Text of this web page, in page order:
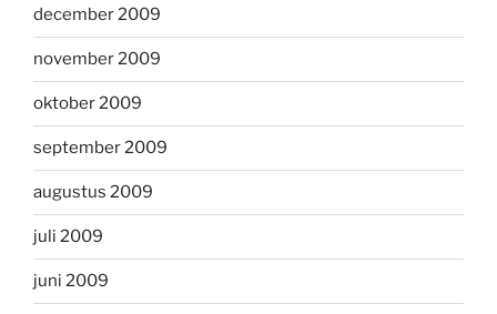
december 2009
november 2009
oktober 2009
september 2009
augustus 2009
juli 2009
juni 2009